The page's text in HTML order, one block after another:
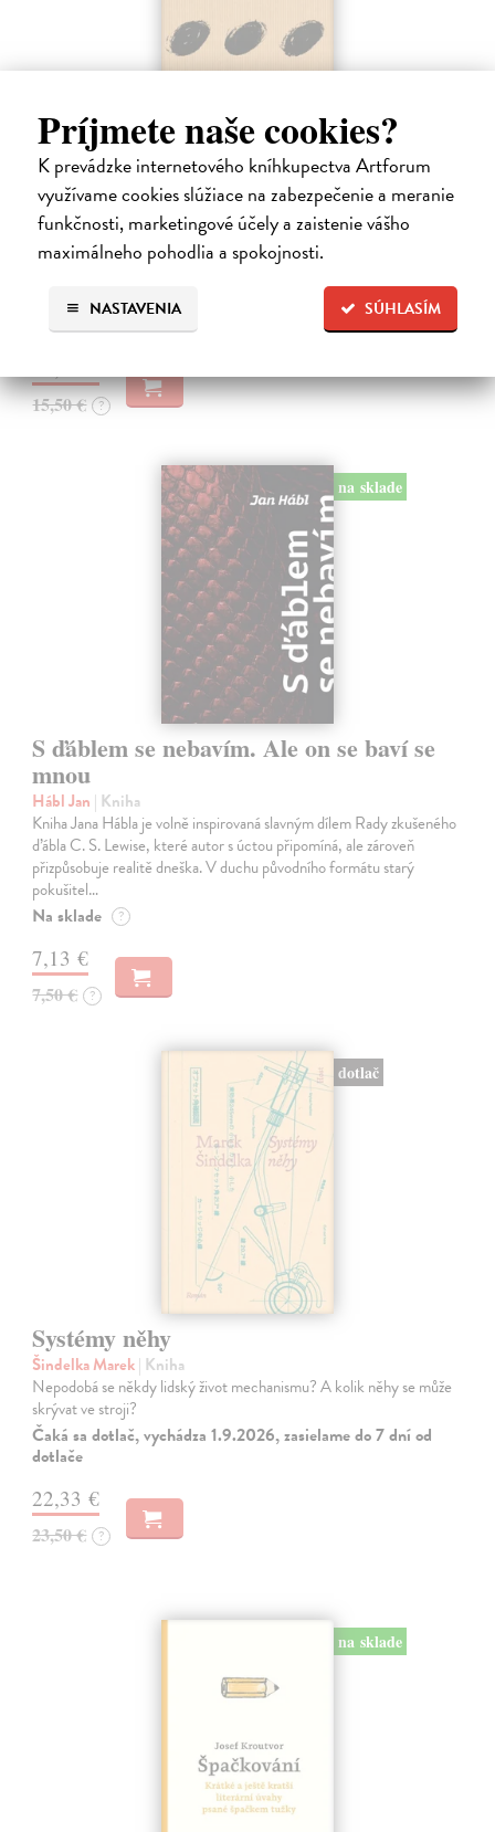
Príjmete naše cookies?
K prevádzke internetového kníhkupectva Artforum
využívame cookies slúžiace na zabezpečenie a meranie
funkčnosti, marketingové účely a zaistenie vášho
maximálneho pohodlia a spokojnosti.
SÚHLASÍM
NASTAVENIA
Pomalost
Kundera Milan
| Kniha
Pomalost, chronologicky první ze čtyř románů Milana Kundery
napsaných francouzsky, vychází v českém překladu Anny
uzavírá.
Na sklade ?
15,50 € ?
na sklade
S ďáblem se nebavím. Ale on se baví se
mnou
Hábl Jan | Kniha
Kniha Jana Hábla je volně inspirovaná slavným dílem Rady zkušeného
ďábla C. S. Lewise, které autor s úctou připomíná, ale zároveň
přizpůsobuje realitě dneška. V duchu původního formátu starý
pokušitel…
Na sklade ?
7,13 €
7,50 € ?
dotlač
Systémy něhy
Šindelka Marek| Kniha
Nepodobá se někdy lidský život mechanismu? A kolik něhy se může
skrývat ve stroji?
Čaká sa dotlač, vychádza 1.9.2026, zasielame do 7 dní od
dotlače
22,33 €
23,50 € ?
na sklade